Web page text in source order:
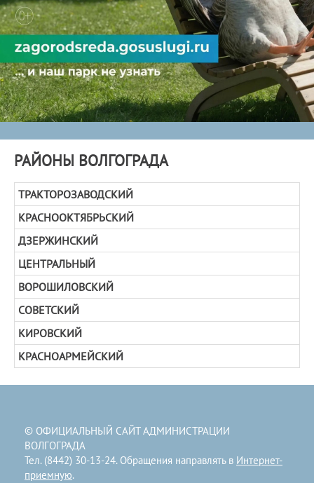
РАЙОНЫ ВОЛГОГРАДА
ТРАКТОРОЗАВОДСКИЙ
КРАСНООКТЯБРЬСКИЙ
ДЗЕРЖИНСКИЙ
ЦЕНТРАЛЬНЫЙ
ВОРОШИЛОВСКИЙ
СОВЕТСКИЙ
КИРОВСКИЙ
КРАСНОАРМЕЙСКИЙ
© ОФИЦИАЛЬНЫЙ САЙТ АДМИНИСТРАЦИИ
ВОЛГОГРАДА
Тел. (8442) 30-13-24. Обращения направлять в Интернет-
приемную.